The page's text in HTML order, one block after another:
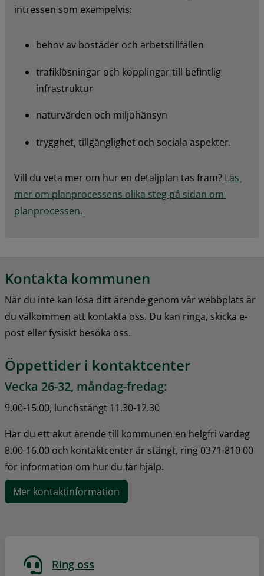
intressen som exempelvis:
behov av bostäder och arbetstillfällen
trafiklösningar och kopplingar till befintlig
infrastruktur
naturvärden och miljöhänsyn
trygghet, tillgänglighet och sociala aspekter.
Vill du veta mer om hur en detaljplan tas fram? Läs
mer om planprocessens olika steg på sidan om
planprocessen.
Kontakta kommunen
När du inte kan lösa ditt ärende genom vår webbplats är
du välkommen att kontakta oss. Du kan ringa, skicka e-
post eller fysiskt besöka oss.
Öppettider i kontaktcenter
Vecka 26-32, måndag-fredag:
9.00-15.00, lunchstängt 11.30-12.30
Har du ett akut ärende till kommunen en helgfri vardag
8.00-16.00 och kontaktcenter är stängt, ring 0371-810 00
för information om hur du får hjälp.
Mer kontaktinformation
Ring oss